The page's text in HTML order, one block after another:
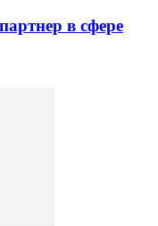
в сфере